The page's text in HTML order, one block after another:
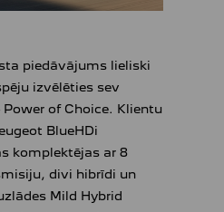
piedāvājums lieliski
izvēlēties sev
of Choice. Klientu
BlueHDi
komplektējas ar 8
divi hibrīdi un
Mild Hybrid